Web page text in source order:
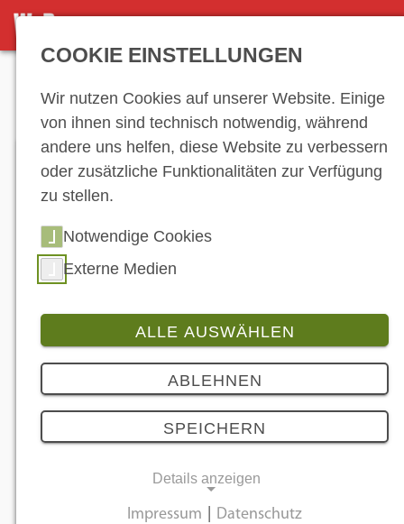
DETAILSEITE
2 Bilder
Motorradbatterien im Winterschlaf
06.11.2025
GS YUASAs Empfehlungen für einen sorgenfreien
Start im neuen Jahr.
COOKIE EINSTELLUNGEN
Wir nutzen Cookies auf unserer Website. Einige
von ihnen sind technisch notwendig, während
andere uns helfen, diese Website zu verbessern
oder zusätzliche Funktionalitäten zur Verfügung
zu stellen.
Notwendige Cookies
Externe Medien
ALLE AUSWÄHLEN
ABLEHNEN
SPEICHERN
Details anzeigen
Impressum Datenschutz